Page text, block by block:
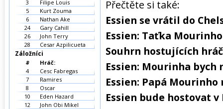
Přečtěte si také:
Essien se vrátil do
Essien: Taťka
Souhrn hostujících
Essien: Mourinha
Essien: Papá
Essien bude hostovat
3
Filipe Louis
5
Kurt Zouma
6
Nathan Ake
24
Gary Cahill
26
John Terry
28
Cesar Azpilicueta
Záložníci
#
Hráč:
4
Cesc Fabregas
7
Ramires
8
Oscar
10
Eden Hazard
12
John Obi Mikel